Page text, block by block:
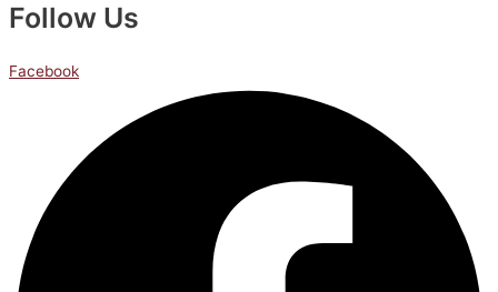
Follow Us
Facebook